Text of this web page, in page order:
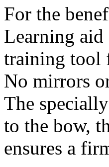
For the
Learning aid
training tool
No mirrors
The
to the bow,
ensures a